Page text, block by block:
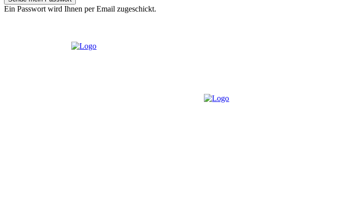
Ein Passwort wird Ihnen per Email zugeschickt.